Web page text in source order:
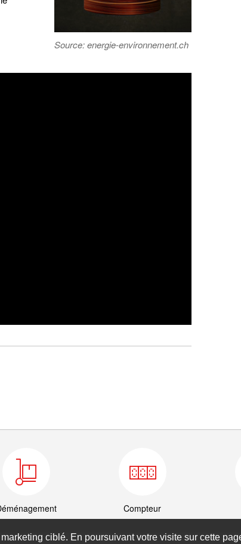
Source: energie-environnement.ch
Compteur
ciblé. En poursuivant votre visite sur cette